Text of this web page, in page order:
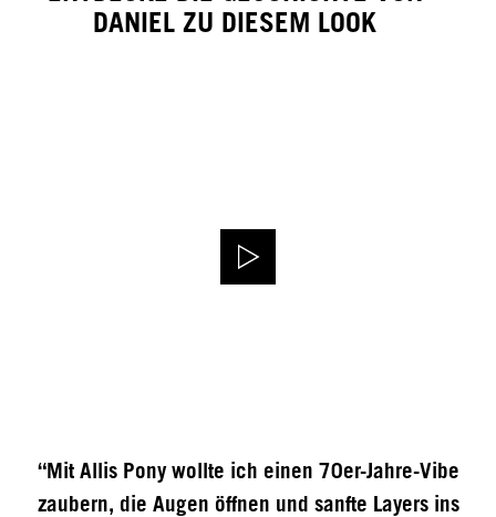
DANIEL ZU DIESEM LOOK
“Mit Allis Pony wollte ich einen 70er-Jahre-Vibe
zaubern, die Augen öffnen und sanfte Layers ins